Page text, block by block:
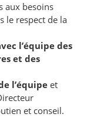
aux besoins
le respect de la
l’équipe des
et des
l’équipeet
et conseil.